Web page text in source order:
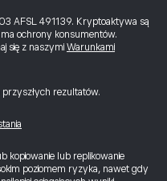
AFSL 491139. Kryptoaktywa są
ochrony konsumentów.
się z naszymi Warunkami
przyszłych rezultatów.
kopiowanie lub replikowanie
poziomem ryzyka, nawet gdy